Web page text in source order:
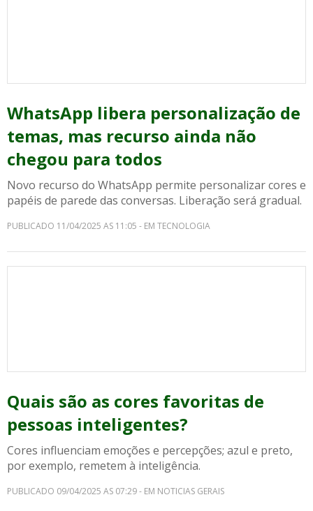
WhatsApp libera personalização de
temas, mas recurso ainda não
chegou para todos
Novo recurso do WhatsApp permite personalizar cores e
papéis de parede das conversas. Liberação será gradual.
PUBLICADO 11/04/2025 AS 11:05 - EM TECNOLOGIA
Quais são as cores favoritas de
pessoas inteligentes?
Cores influenciam emoções e percepções; azul e preto,
por exemplo, remetem à inteligência.
PUBLICADO 09/04/2025 AS 07:29 - EM NOTICIAS GERAIS